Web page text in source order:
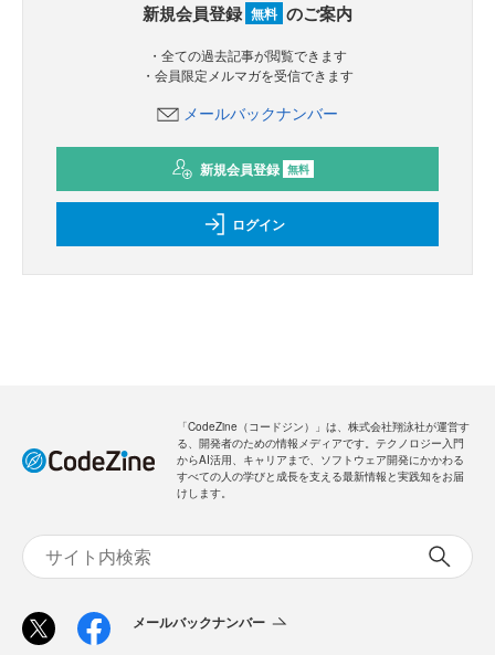
新規会員登録 無料 のご案内
・全ての過去記事が閲覧できます
・会員限定メルマガを受信できます
メールバックナンバー
新規会員登録 無料
ログイン
「CodeZine（コードジン）」は、株式会社翔泳社が運営す
る、開発者のための情報メディアです。テクノロジー入門
からAI活用、キャリアまで、ソフトウェア開発にかかわる
すべての人の学びと成長を支える最新情報と実践知をお届
けします。
メールバックナンバー